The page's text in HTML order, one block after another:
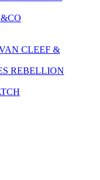
CLEEF &
REBELLION